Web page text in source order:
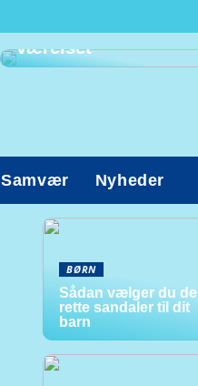
arbejdsstilling på
værelset
Samvær Nyheder
BØRN
Sådan vælger du de
rette sandaler til dit
barn